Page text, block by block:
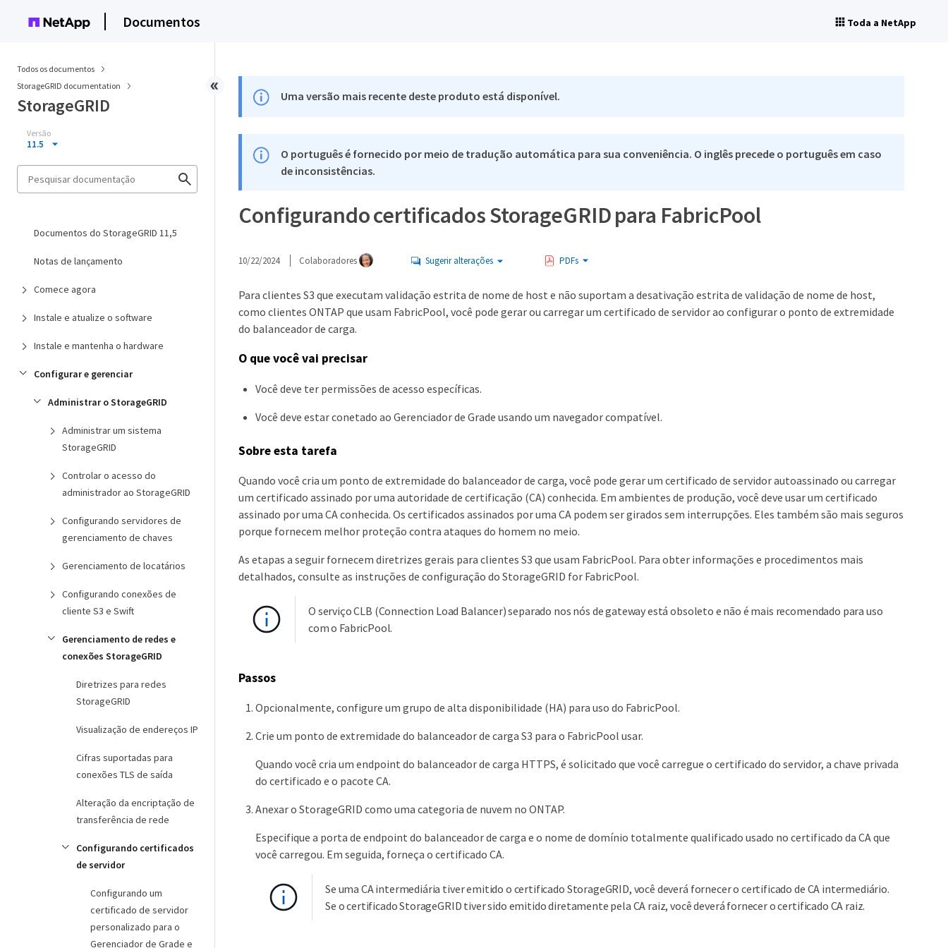
Documentos Toda a NetApp
Todos os documentos
StorageGRID documentation
StorageGRID
Versão
11.5
Documentos do StorageGRID 11,5
Notas de lançamento
Comece agora
Instale e atualize o software
Instale e mantenha o hardware
Configurar e gerenciar
Administrar o StorageGRID
Administrar um sistema
StorageGRID
Controlar o acesso do
administrador ao StorageGRID
Configurando servidores de
gerenciamento de chaves
Gerenciamento de locatários
Configurando conexões de
cliente S3 e Swift
Gerenciamento de redes e
conexões StorageGRID
Diretrizes para redes
StorageGRID
Visualização de endereços IP
Cifras suportadas para
conexões TLS de saída
Alteração da encriptação de
transferência de rede
Configurando certificados
de servidor
Configurando um
certificado de servidor
personalizado para o
Gerenciador de Grade e
Uma versão mais recente deste produto está disponível.
O português é fornecido por meio de tradução automática para sua conveniência. O inglês precede o português em caso
de inconsistências.
Configurando certificados StorageGRID para FabricPool
10/22/2024 Colaboradores Sugerir alterações PDFs
Para clientes S3 que executam validação estrita de nome de host e não suportam a desativação estrita de validação de nome de host,
como clientes ONTAP que usam FabricPool, você pode gerar ou carregar um certificado de servidor ao configurar o ponto de extremidade
do balanceador de carga.
O que você vai precisar
Você deve ter permissões de acesso específicas.
Você deve estar conetado ao Gerenciador de Grade usando um navegador compatível.
Sobre esta tarefa
Quando você cria um ponto de extremidade do balanceador de carga, você pode gerar um certificado de servidor autoassinado ou carregar
um certificado assinado por uma autoridade de certificação (CA) conhecida. Em ambientes de produção, você deve usar um certificado
assinado por uma CA conhecida. Os certificados assinados por uma CA podem ser girados sem interrupções. Eles também são mais seguros
porque fornecem melhor proteção contra ataques do homem no meio.
As etapas a seguir fornecem diretrizes gerais para clientes S3 que usam FabricPool. Para obter informações e procedimentos mais
detalhados, consulte as instruções de configuração do StorageGRID for FabricPool.
O serviço CLB (Connection Load Balancer) separado nos nós de gateway está obsoleto e não é mais recomendado para uso
com o FabricPool.
Passos
Opcionalmente, configure um grupo de alta disponibilidade (HA) para uso do FabricPool.
Crie um ponto de extremidade do balanceador de carga S3 para o FabricPool usar.
Quando você cria um endpoint do balanceador de carga HTTPS, é solicitado que você carregue o certificado do servidor, a chave privada
do certificado e o pacote CA.
Anexar o StorageGRID como uma categoria de nuvem no ONTAP.
Especifique a porta de endpoint do balanceador de carga e o nome de domínio totalmente qualificado usado no certificado da CA que
você carregou. Em seguida, forneça o certificado CA.
Se uma CA intermediária tiver emitido o certificado StorageGRID, você deverá fornecer o certificado de CA intermediário.
Se o certificado StorageGRID tiver sido emitido diretamente pela CA raiz, você deverá fornecer o certificado CA raiz.